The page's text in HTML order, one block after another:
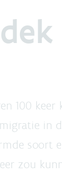
100
in
soort
zou